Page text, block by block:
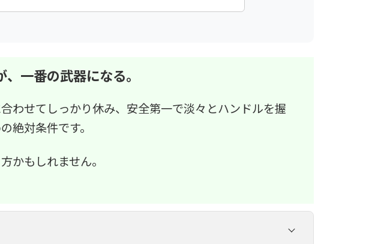
一番の武器になる。
わせてしっかり休み、安全第一で淡々とハンドルを握
絶対条件です。
かもしれません。